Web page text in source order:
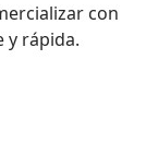
con
y rápida.